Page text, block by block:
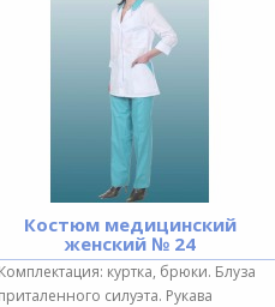
Костюм медицинский
женский № 24
Комплектация: куртка, брюки. Блуза
приталенного силуэта. Рукава